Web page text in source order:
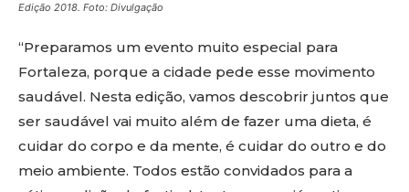
Edição 2018. Foto: Divulgação
“Preparamos um evento muito especial para
Fortaleza, porque a cidade pede esse movimento
saudável. Nesta edição, vamos descobrir juntos que
ser saudável vai muito além de fazer uma dieta, é
cuidar do corpo e da mente, é cuidar do outro e do
meio ambiente. Todos estão convidados para a